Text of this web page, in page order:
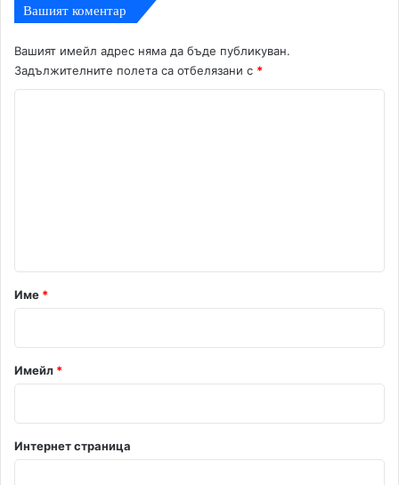
Вашият коментар
Вашият имейл адрес няма да бъде публикуван.
Задължителните полета са отбелязани с *
р
*
Име *
Имейл *
Интернет страница